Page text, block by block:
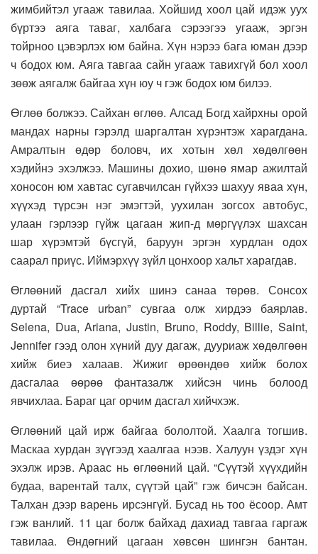
жимбийтэл угааж тавилаа. Хойшид хоол цай идэж уух
бүртээ аяга таваг, халбага сэрээгээ угааж, эргэн
тойрноо цэвэрлэх юм байна. Хүн нэрээ бага юман дээр
ч бодох юм. Аяга тавгаа сайн угааж тавихгүй бол хоол
зөөж аягалж байгаа хүн юу ч гэж бодох юм билээ.
Өглөө болжээ. Сайхан өглөө. Алсад Богд хайрхны орой
мандах нарны гэрэлд шаргалтан хүрэнтэж харагдана.
Амралтын өдөр боловч, их хотын хөл хөдөлгөөн
хэдийнэ эхэлжээ. Машины дохио, шөнө ямар ажилтай
хоносон юм хавтас сугавчилсан гүйхээ шахуу яваа хүн,
хүүхэд түрсэн нэг эмэгтэй, уухилан зогсох автобус,
улаан гэрлээр гүйж цагаан жип-д мөргүүлэх шахсан
шар хүрэмтэй бүсгүй, баруун эргэн хурдлан одох
саарал приүс. Иймэрхүү зүйл цонхоор хальт харагдав.
Өглөөний дасгал хийх шинэ санаа төрөв. Сонсох
дуртай “Trace urban” сувгаа олж хирдээ баярлав.
Selena, Dua, Ariana, Justin, Bruno, Roddy, Billie, Saint,
Jennifer гээд олон хүний дуу дагаж, дууриаж хөдөлгөөн
хийж биеэ халаав. Жижиг өрөөндөө хийж болох
дасгалаа өөрөө фантазалж хийсэн чинь болоод
явчихлаа. Бараг цаг орчим дасгал хийчхэж.
Өглөөний цай ирж байгаа бололтой. Хаалга тогшив.
Маскаа хурдан зүүгээд хаалгаа нээв. Халуун үздэг хүн
эхэлж ирэв. Араас нь өглөөний цай. “Сүүтэй хүүхдийн
будаа, варентай талх, сүүтэй цай” гэж бичсэн байсан.
Талхан дээр варень ирсэнгүй. Бусад нь тоо ёсоор. Амт
гэж ванлий. 11 цаг болж байхад дахиад тавгаа гаргаж
тавилаа. Өндөгний цагаан хөвсөн шингэн бантан.